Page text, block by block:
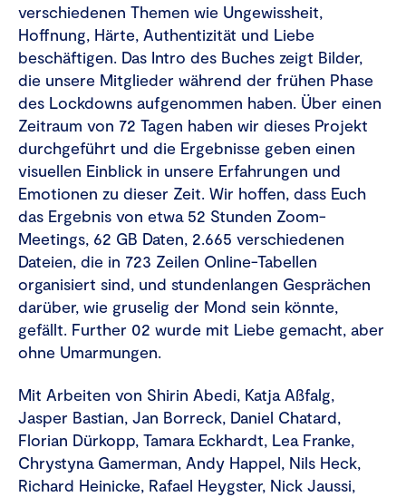
verschiedenen Themen wie Ungewissheit,
Hoffnung, Härte, Authentizität und Liebe
beschäftigen. Das Intro des Buches zeigt Bilder,
die unsere Mitglieder während der frühen Phase
des Lockdowns aufgenommen haben. Über einen
Zeitraum von 72 Tagen haben wir dieses Projekt
durchgeführt und die Ergebnisse geben einen
visuellen Einblick in unsere Erfahrungen und
Emotionen zu dieser Zeit. Wir hoffen, dass Euch
das Ergebnis von etwa 52 Stunden Zoom-
Meetings, 62 GB Daten, 2.665 verschiedenen
Dateien, die in 723 Zeilen Online-Tabellen
organisiert sind, und stundenlangen Gesprächen
darüber, wie gruselig der Mond sein könnte,
gefällt. Further 02 wurde mit Liebe gemacht, aber
ohne Umarmungen.
Mit Arbeiten von Shirin Abedi, Katja Aßfalg,
Jasper Bastian, Jan Borreck, Daniel Chatard,
Florian Dürkopp, Tamara Eckhardt, Lea Franke,
Chrystyna Gamerman, Andy Happel, Nils Heck,
Richard Heinicke, Rafael Heygster, Nick Jaussi,